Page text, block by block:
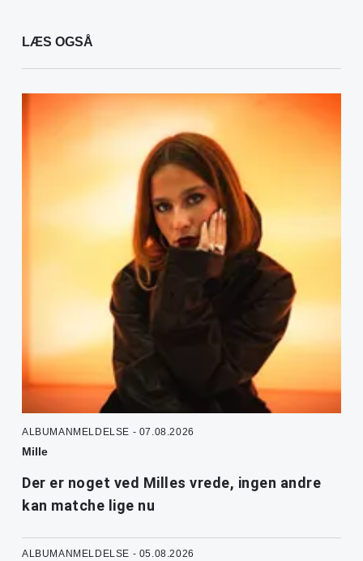
LÆS OGSÅ
ALBUMANMELDELSE - 07.08.2026
Mille
Der er noget ved Milles vrede, ingen andre
kan matche lige nu
ALBUMANMELDELSE - 05.08.2026